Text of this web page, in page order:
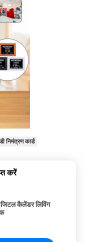
निमंत्रण कार्ड
करें
कैलेंडर लिविंग